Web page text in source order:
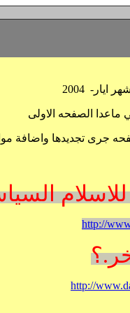
2004
ماعدا الصفحه الاولى
جرى تجديدها واضافة
http://
.؟
http://